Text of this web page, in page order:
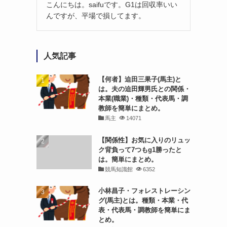
こんにちは。saifuです。G1は回収率いい
んですが、平場で損してます。
人気記事
【何者】迫田三果子(馬主)と
は。夫の迫田輝男氏との関係・
本業(職業)・種類・代表馬・調
教師を簡単にまとめ。
馬主 14071
【関係性】お気に入りのリュッ
ク背負って7つもg1勝ったと
は。簡単にまとめ。
競馬知識館 6352
小林昌子・フォレストレーシン
グ(馬主)とは。種類・本業・代
表・代表馬・調教師を簡単にま
とめ。